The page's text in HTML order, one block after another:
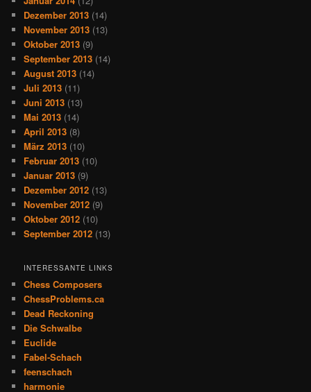
Dezember 2013 (14)
November 2013 (13)
Oktober 2013 (9)
September 2013 (14)
August 2013 (14)
Juli 2013 (11)
Juni 2013 (13)
Mai 2013 (14)
April 2013 (8)
März 2013 (10)
Februar 2013 (10)
Januar 2013 (9)
Dezember 2012 (13)
November 2012 (9)
Oktober 2012 (10)
September 2012 (13)
INTERESSANTE LINKS
Chess Composers
ChessProblems.ca
Dead Reckoning
Die Schwalbe
Euclide
Fabel-Schach
feenschach
harmonie